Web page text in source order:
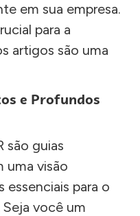
em sua empresa.
para a
artigos são uma
e Profundos
são guias
uma visão
essenciais para o
você um